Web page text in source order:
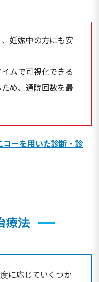
妊娠中の方にも安
ムで可視化できる
め、通院回数を最
コーを用いた診断・診
療法
に応じていくつか